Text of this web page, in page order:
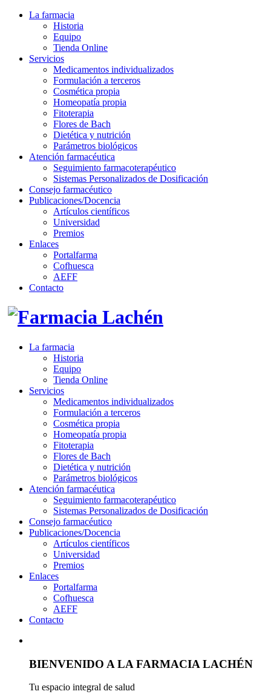
La farmacia
Historia
Equipo
Tienda Online
Servicios
Medicamentos individualizados
Formulación a terceros
Cosmética propia
Homeopatía propia
Fitoterapia
Flores de Bach
Dietética y nutrición
Parámetros biológicos
Atención farmacéutica
Seguimiento farmacoterapéutico
Sistemas Personalizados de Dosificación
Consejo farmacéutico
Publicaciones/Docencia
Artículos científicos
Universidad
Premios
Enlaces
Portalfarma
Cofhuesca
AEFF
Contacto
La farmacia
Historia
Equipo
Tienda Online
Servicios
Medicamentos individualizados
Formulación a terceros
Cosmética propia
Homeopatía propia
Fitoterapia
Flores de Bach
Dietética y nutrición
Parámetros biológicos
Atención farmacéutica
Seguimiento farmacoterapéutico
Sistemas Personalizados de Dosificación
Consejo farmacéutico
Publicaciones/Docencia
Artículos científicos
Universidad
Premios
Enlaces
Portalfarma
Cofhuesca
AEFF
Contacto
BIENVENIDO A LA FARMACIA LACHÉN
Tu espacio integral de salud